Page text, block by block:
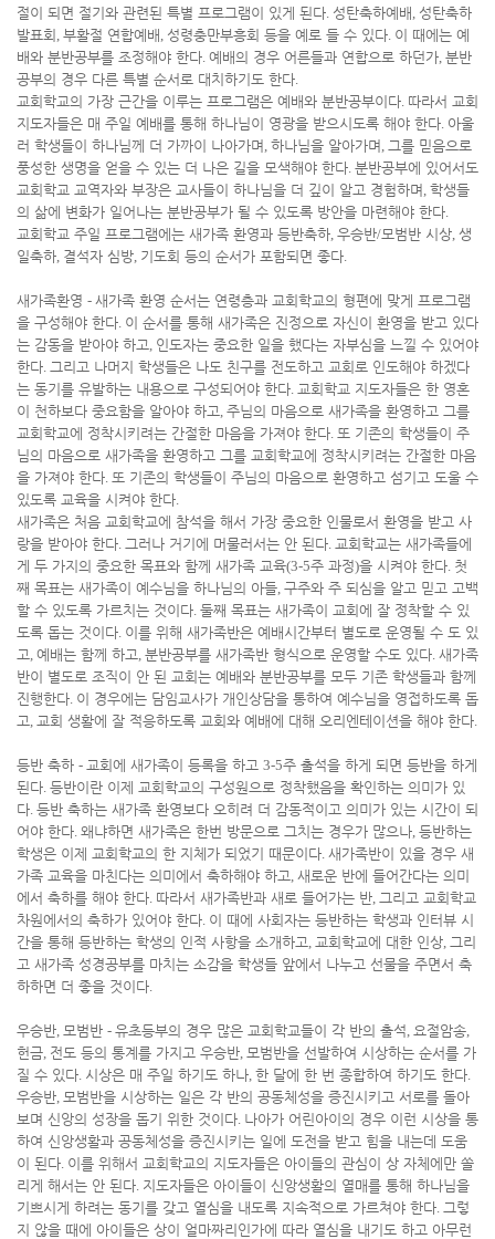
절이 되면 절기와 관련된 특별 프로그램이 있게 된다. 성탄축하예배 , 성탄축하
발표회 , 부활절 연합예배 , 성령충만부흥회 등을 예로 들 수 있다. 이 때에는 예
배와 분반공부를 조정해야 한다. 예배의 경우 어른들과 연합으로 하던가, 분반
공부의 경우 다른 특별 순서로 대치하기도 한다.
교회학교의 가장 근간을 이루는 프로그램은 예배와 분반공부이다. 따라서 교회
지도자들은 매 주일 예배를 통해 하나님이 영광을 받으시도록 해야 한다. 아울
러 학생들이 하나님께 더 가까이 나아가며 , 하나님을 알아가며 , 그를 믿음으로
풍성한 생명을 얻을 수 있는 더 나은 길을 모색해야 한다. 분반공부에 있어서도
교회학교 교역자와 부장은 교사들이 하나님을 더 깊이 알고 경험하며 , 학생들
의 삶에 변화가 일어나는 분반공부가 될 수 있도록 방안을 마련해야 한다.
교회학교 주일 프로그램에는 새가족 환영과 등반축하, 우승반/모범반 시상, 생
일축하, 결석자 심방, 기도회 등의 순서가 포함되면 좋다.
새가족환영 - 새가족 환영 순서는 연령층과 교회학교의 형편에 맞게 프로그램
을 구성해야 한다. 이 순서를 통해 새가족은 진정으로 자신이 환영을 받고 있다
는 감동을 받아야 하고, 인도자는 중요한 일을 했다는 자부심을 느낄 수 있어야
한다. 그리고 나머지 학생들은 나도 친구를 전도하고 교회로 인도해야 하겠다
는 동기를 유발하는 내용으로 구성되어야 한다. 교회학교 지도자들은 한 영혼
이 천하보다 중요함을 알아야 하고, 주님의 마음으로 새가족을 환영하고 그를
교회학교에 정착시키려는 간절한 마음을 가져야 한다. 또 기존의 학생들이 주
님의 마음으로 새가족을 환영하고 그를 교회학교에 정착시키려는 간절한 마음
을 가져야 한다. 또 기존의 학생들이 주님의 마음으로 환영하고 섬기고 도울 수
있도록 교육을 시켜야 한다.
새가족은 처음 교회학교에 참석을 해서 가장 중요한 인물로서 환영을 받고 사
랑을 받아야 한다. 그러나 거기에 머물러서는 안 된다. 교회학교는 새가족들에
게 두 가지의 중요한 목표와 함께 새가족 교육(3-5주 과정)을 시켜야 한다. 첫
째 목표는 새가족이 예수님을 하나님의 아들, 구주와 주 되심을 알고 믿고 고백
할 수 있도록 가르치는 것이다. 둘째 목표는 새가족이 교회에 잘 정착할 수 있
도록 돕는 것이다. 이를 위해 새가족반은 예배시간부터 별도로 운영될 수 도 있
고, 예배는 함께 하고, 분반공부를 새가족반 형식으로 운영할 수도 있다. 새가족
반이 별도로 조직이 안 된 교회는 예배와 분반공부를 모두 기존 학생들과 함께
진행한다. 이 경우에는 담임교사가 개인상담을 통하여 예수님을 영접하도록 돕
고, 교회 생활에 잘 적응하도록 교회와 예배에 대해 오리엔테이션을 해야 한다.
등반 축하 - 교회에 새가족이 등록을 하고 3-5주 출석을 하게 되면 등반을 하게
된다. 등반이란 이제 교회학교의 구성원으로 정착했음을 확인하는 의미가 있
다. 등반 축하는 새가족 환영보다 오히려 더 감동적이고 의미가 있는 시간이 되
어야 한다. 왜냐하면 새가족은 한번 방문으로 그치는 경우가 많으나, 등반하는
학생은 이제 교회학교의 한 지체가 되었기 때문이다. 새가족반이 있을 경우 새
가족 교육을 마친다는 의미에서 축하해야 하고, 새로운 반에 들어간다는 의미
에서 축하를 해야 한다. 따라서 새가족반과 새로 들어가는 반, 그리고 교회학교
차원에서의 축하가 있어야 한다. 이 때에 사회자는 등반하는 학생과 인터뷰 시
간을 통해 등반하는 학생의 인적 사항을 소개하고, 교회학교에 대한 인상, 그리
고 새가족 성경공부를 마치는 소감을 학생들 앞에서 나누고 선물을 주면서 축
하하면 더 좋을 것이다.
우승반, 모범반 - 유초등부의 경우 많은 교회학교들이 각 반의 출석, 요절암송,
헌금, 전도 등의 통계를 가지고 우승반, 모범반을 선발하여 시상하는 순서를 가
질 수 있다. 시상은 매 주일 하기도 하나, 한 달에 한 번 종합하여 하기도 한다.
우승반, 모범반을 시상하는 일은 각 반의 공동체성을 증진시키고 서로를 돌아
보며 신앙의 성장을 돕기 위한 것이다. 나아가 어린아이의 경우 이런 시상을 통
하여 신앙생활과 공동체성을 증진시키는 일에 도전을 받고 힘을 내는데 도움
이 된다. 이를 위해서 교회학교의 지도자들은 아이들의 관심이 상 자체에만 쏠
리게 해서는 안 된다. 지도자들은 아이들이 신앙생활의 열매를 통해 하나님을
기쁘시게 하려는 동기를 갖고 열심을 내도록 지속적으로 가르쳐야 한다. 그렇
지 않을 때에 아이들은 상이 얼마짜리인가에 따라 열심을 내기도 하고 아무런